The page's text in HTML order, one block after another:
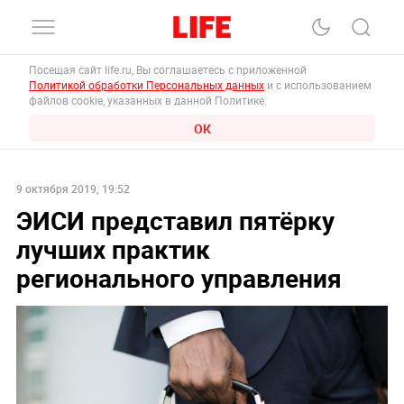
Посещая сайт life.ru, Вы соглашаетесь с приложенной
Политикой обработки Персональных данных и с использованием
файлов cookie, указанных в данной Политике.
ОК
9 октября 2019, 19:52
ЭИСИ представил пятёрку
лучших практик
регионального управления